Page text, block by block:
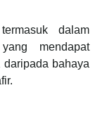
dalam
mendapat
bahaya